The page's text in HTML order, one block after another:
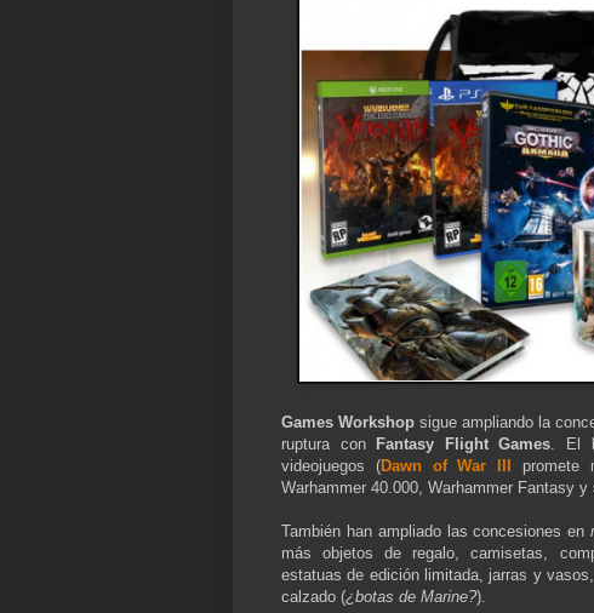
Games Workshop sigue ampliando la
ruptura con
Fantasy Flight Games. El
videojuegos (Dawn of War III
promete
Warhammer 40.000, Warhammer Fantasy
También han ampliado las concesiones en
más objetos de regalo, camisetas,
estatuas de edición limitada, jarras y
calzado (¿botas de Marine?).